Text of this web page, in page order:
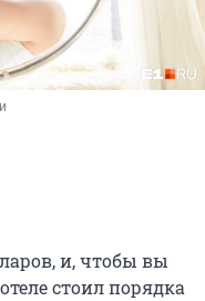
и, чтобы вы
стоил порядка